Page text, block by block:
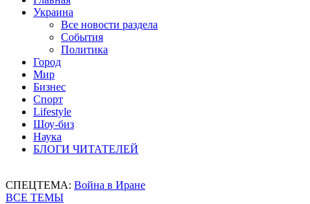
Украина
Все новости раздела
События
Политика
Город
Мир
Бизнес
Спорт
Lifestyle
Шоу-биз
Наука
БЛОГИ ЧИТАТЕЛЕЙ
СПЕЦТЕМА: Война в Иране
ВСЕ ТЕМЫ